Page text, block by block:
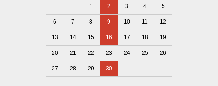
1 2 3 4 5
6 7 8 9 10 11 12
13 14 15 16 17 18 19
20 21 22 23 24 25 26
27 28 29 30